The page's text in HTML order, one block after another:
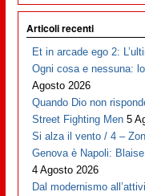
Articoli recenti
Et in arcade ego 2:
Ogni cosa e nessuna:
Agosto 2026
Quando Dio non
Street Fighting Men 5
Si alza il vento / 4 –
Genova è Napoli:
4 Agosto 2026
Dal modernismo